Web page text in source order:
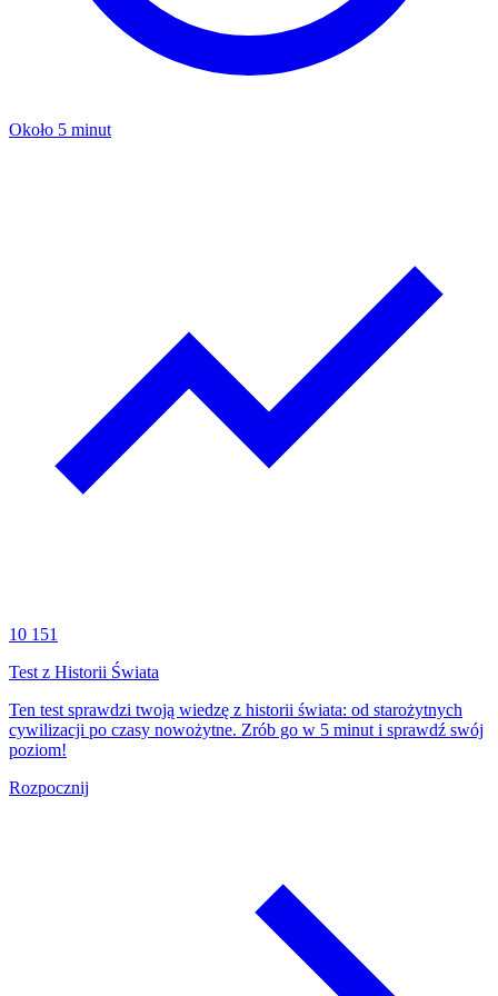
Około 5 minut
10 151
Test z Historii Świata
Ten test sprawdzi twoją wiedzę z historii świata: od starożytnych
cywilizacji po czasy nowożytne. Zrób go w 5 minut i sprawdź swój
poziom!
Rozpocznij